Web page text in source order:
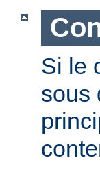
Si le
sous